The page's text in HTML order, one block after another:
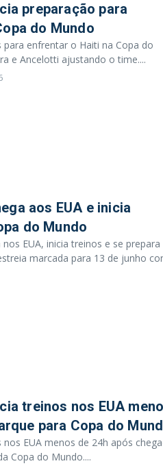
preparação para
do Mundo
para enfrentar o Haiti na Copa do
e Ancelotti ajustando o time....
aos EUA e inicia
do Mundo
EUA, inicia treinos e se prepara
marcada para 13 de junho
treinos nos EUA
para Copa do
EUA menos de 24h após
Copa do Mundo....